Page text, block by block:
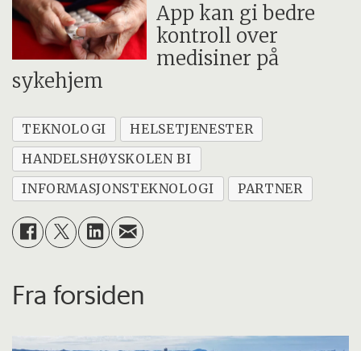
App kan gi bedre
kontroll over
medisiner på
sykehjem
TEKNOLOGI
HELSETJENESTER
HANDELSHØYSKOLEN BI
INFORMASJONSTEKNOLOGI
PARTNER
Fra forsiden